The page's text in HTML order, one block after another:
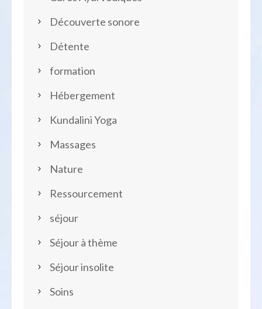
Découverte sonore
Détente
formation
Hébergement
Kundalini Yoga
Massages
Nature
Ressourcement
séjour
Séjour à thème
Séjour insolite
Soins